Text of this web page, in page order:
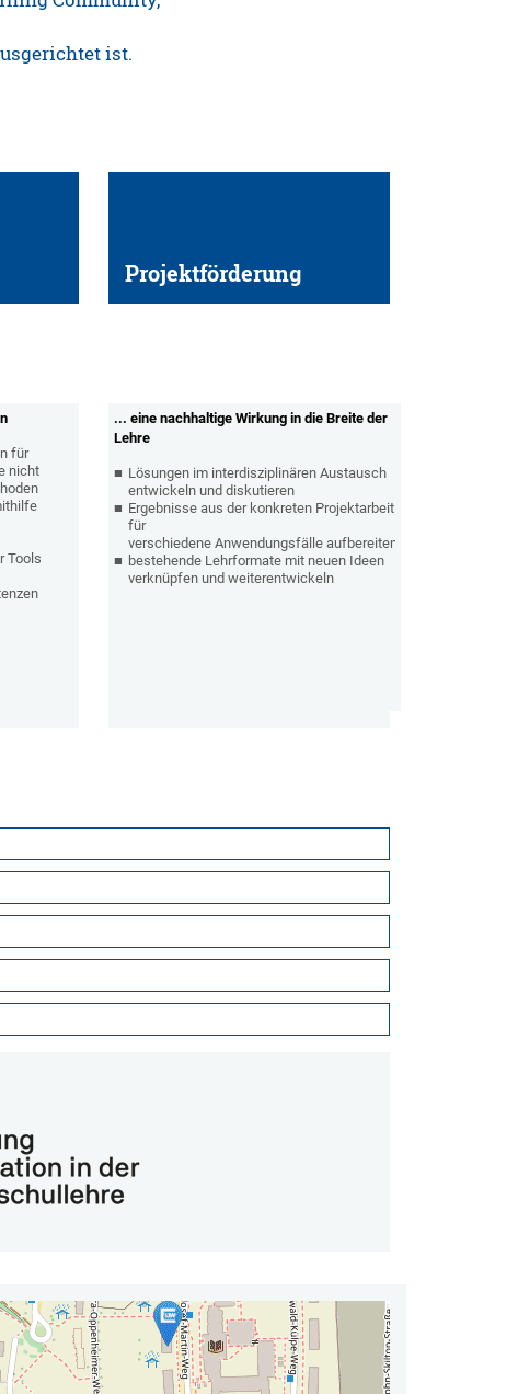
ist.
Projektförderung
für
nicht
Tools
... eine nachhaltige Wirkung in die Breite der
Lehre
Lösungen im interdisziplinären Austausch
entwickeln und diskutieren
Ergebnisse aus der konkreten Projektarbeit
für
verschiedene Anwendungsfälle aufbereiten
bestehende Lehrformate mit neuen Ideen
verknüpfen und weiterentwickeln